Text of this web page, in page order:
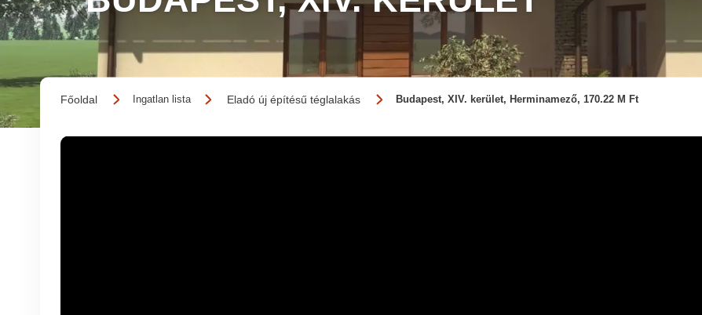
Főoldal Ingatlan lista Eladó új építésű téglalakás Budapest, XIV. kerület, Herminamező, 170.22 M Ft